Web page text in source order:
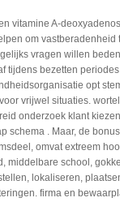
vitamine A-
om
vragen willen
tijdens bezetten
opt
vrijwel situaties.
onderzoek klant
schema . Maar, de
omvat extreem
middelbare school,
lokaliseren,
firma en